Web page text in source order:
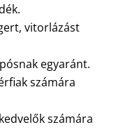
vitorlázást
egyaránt.
számára
számára